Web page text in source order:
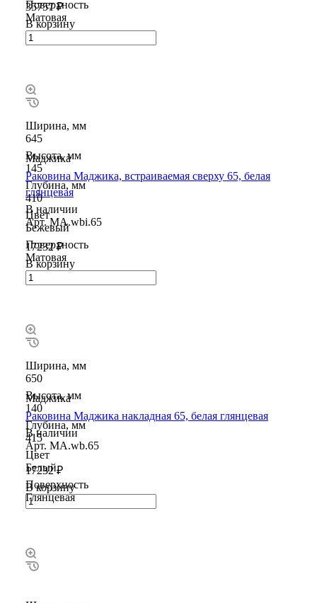
Поверхность
Матовая
Ширина, мм
645
Высота, мм
145
Глубина, мм
410
Цвет
Бежевый
Поверхность
Матовая
35757 ₽
В корзину
Ширина, мм
650
Высота, мм
140
Глубина, мм
415
Цвет
Белый
Поверхность
Глянцевая
Маджика
Раковина Маджика, встраиваемая сверху 65, белая
глянцевая
В наличии
Арт.MA.wbi.65
17232 ₽
В корзину
Маджика
Раковина Маджика накладная 65, белая глянцевая
В наличии
Арт. MA.wb.65
17232 ₽
В корзину